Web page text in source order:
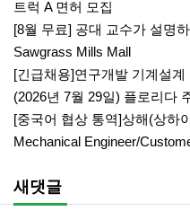
트럭 A 면허 모집
Sawgrass Mills Mall
[긴급채용]연구개발 기계설
새댓글